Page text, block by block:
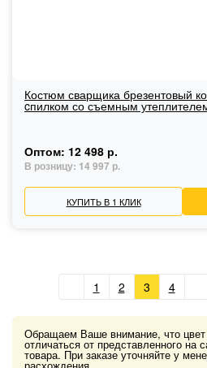
Костюм сварщика брезентовый
cпилком со съемным
Оптом: 12 498 р.
В розницу: 14 997 р.
КУПИТЬ В 1 КЛИК
1 2 3 4
Обращаем Ваше внимание, что
отличаться от представленного на
товара. При заказе уточняйте у